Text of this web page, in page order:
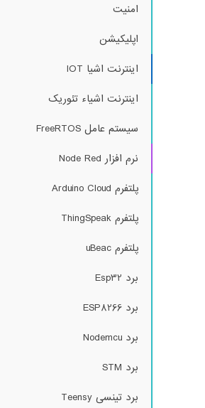
امنیت
اپلیکیشن
اینترنت اشیا IOT
اینترنت اشیاء تئوریک
سیستم عامل FreeRTOS
نرم افزار Node Red
پلتفرم Arduino Cloud
پلتفرم ThingSpeak
پلتفرم uBeac
برد Esp32
برد ESP8266
برد Nodemcu
برد STM
برد تینسی Teensy